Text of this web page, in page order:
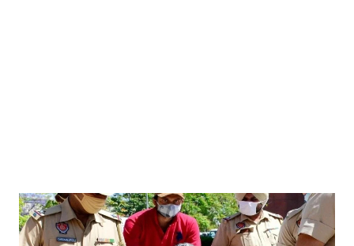
Mau Beat Media-Dec 19 2022
Mau:-माफिया मुख्तार अंसारी के सहयोगी रफीक पर बड़ी
Mau Beat Media - Dec 14 2022